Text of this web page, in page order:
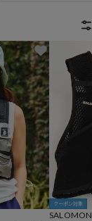
クーポン対象
SALOMON